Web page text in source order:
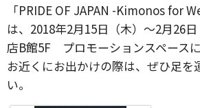
「PRIDE OF JAPAN -Kimonos for
は、2018年2月15日（木）〜2月26
店B館5F プロモーションスペースに
お近くにお出かけの際は、ぜひ足を
い。